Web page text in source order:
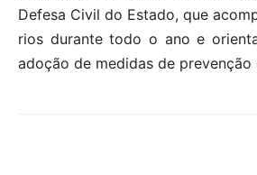
Defesa Civil do Estado, que
rios durante todo o ano e
adoção de medidas de prevenção